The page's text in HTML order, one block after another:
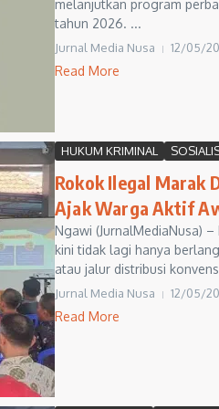
melanjutkan program
tahun 2026. ...
Jurnal Media Nusa 12/05/
Read More
HUKUM KRIMINAL
Rokok Ilegal Marak
Ajak Warga Aktif
Ngawi (JurnalMediaNusa)
kini tidak lagi hanya
atau jalur distribusi
Jurnal Media Nusa 12/05/
Read More